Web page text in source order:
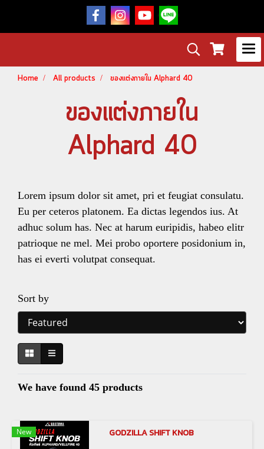
Home All products ของแต่งภายใน Alphard 40
ของแต่งภายใน
Alphard 40
Lorem ipsum dolor sit amet, pri et feugiat consulatu.
Eu per ceteros platonem. Ea dictas legendos ius. At
adhuc solum has. Nec at harum euripidis, habeo elitr
patrioque ne mel. Mei probo oportere posidonium in,
has ei everti volutpat consequat.
Sort by
We have found 45 products
New GODZILLA SHIFT KNOB